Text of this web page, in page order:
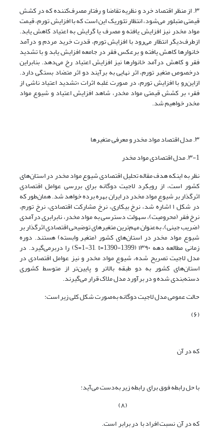
۳. از منظر اقتصاد خرد و نظریه تقاضا و رفتار مصرف‌کننده که در کشش
قیمتی متبلور می‌شود، انتظار تئوریک این است که با افزایش تورم، قیمت
مواد مخدر نیز افزایش یافته و مصرف یا گرایش به اعتیاد کاهش یابد.
ازطرف‌دیگر انتظار می‌رود با افزایش تورم، قدرت خرید مردم و درآمد
خانوارها کاهش یافته و برعکس فقر در جامعه افزایش یابد و با تشدید
فقر و کاهش درآمد خانوارها نیز افزایش اعتیاد رخ می‌دهد. بنابراین
درخصوص متغیر تورم، اثر نهایی به برآیند دو اثر متضاد بستگی دارد.
ازاین‌رو با افزایش تورم، در صورت غلبه اثرات «تشدید اعتیاد ناشی از
فقر» بر کشش قیمتی مواد مخدر، شاهد افزایش اعتیاد و شیوع مواد
مخدر خواهیم شد.
۳. مدل اقتصاد مواد مخدر و معرفی متغیرها
۳-1. مدل اقتصادی مواد مخدر
نظر به اینکه هدف مقاله تحلیل اقتصادی شیوع مواد مخدر در استان‌های
کشور است، از رویکرد لاجیت دوگانه برای بررسی عوامل اقتصادی
اثرگذار بر شیوع مواد مخدر در ایران بهره برده خواهد شد. همان‌طور که
در شکل ۱ اشاره شد، نرخ بیکاری، نرخ مشارکت اقتصادی، نرخ تورم،
نرخ فقر (محرومیت)، سهولت دسترسی به مواد مخدر، نابرابری درآمدی
(ضریب جینی)، به‌عنوان مهم‌ترین متغیرهای توضیحی اقتصادی اثرگذار بر
شیوع مواد مخدر در استان‌های کشور (متغیر وابسته) هستند. دوره
زمانی مطالعه دهه ۱۳۹۰ (S=1-31, t=1390-1399) را دربرمی‌گیرد. در
مدل لاجیت تصریح شده، شیوع مواد مخدر و نیز عوامل اقتصادی در
استان‌های کشور به دو طبقه بالاتر و پایین‌تر از متوسط کشوری
دسته‌بندی شده و در برآورد مدل ملاک قرار می‌گیرند.
حالت عمومی مدل لاجیت دوگانه به‌صورت شکل کلی زیر است:
(۶)
که در آن
با حل رابطه فوق برای رابطه زیر به‌دست می‌آید:
(۸)
که در آن نسبت افراد با در برابر است.